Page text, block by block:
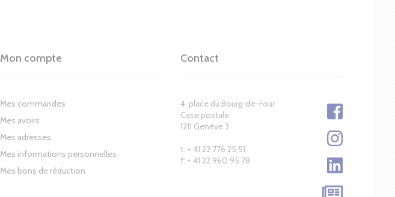
Mon compte
Mes commandes
Mes avoirs
Mes adresses
Mes informations personnelles
Mes bons de réduction
Contact
4, place du Bourg-de-Four
Case postale
1211 Genève 3
t: + 41 22 776 25 51
f: + 41 22 960 95 78